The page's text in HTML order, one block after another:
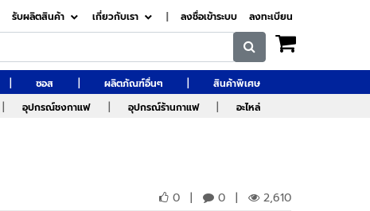
รับผลิตสินค้า เกี่ยวกับเรา | ลงชื่อเข้าระบบ ลงทะเบียน
| ซอส | ผลิตภัณฑ์อื่นๆ |
สินค้าพิเศษ
| อุปกรณ์ชงกาแฟ | อุปกรณ์ร้านกาแฟ | อะไหล่
0 | 0 | 2,610